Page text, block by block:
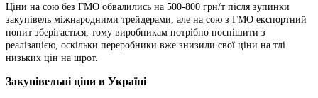
Ціни на сою без ГМО обвалились на 500-800 грн/т після зупинки
закупівель міжнародними трейдерами, але на сою з ГМО експортний
попит зберігається, тому виробникам потрібно поспішити з
реалізацією, оскільки переробники вже знизили свої ціни на тлі
низьких цін на шрот.
Закупівельні ціни в Україні